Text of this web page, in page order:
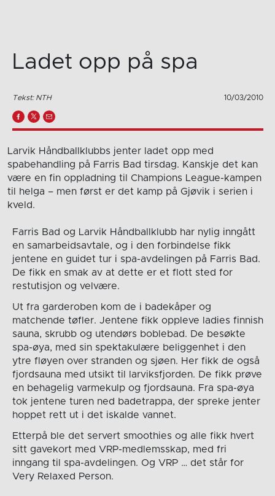
Ladet opp på spa
Tekst: NTH 10/03/2010
Larvik Håndballklubbs jenter ladet opp med
spabehandling på Farris Bad tirsdag. Kanskje det kan
være en fin oppladning til Champions League-kampen
til helga – men først er det kamp på Gjøvik i serien i
kveld.
Farris Bad og Larvik Håndballklubb har nylig inngått
en samarbeidsavtale, og i den forbindelse fikk
jentene en guidet tur i spa-avdelingen på Farris Bad.
De fikk en smak av at dette er et flott sted for
restutisjon og velvære.
Ut fra garderoben kom de i badekåper og
matchende tøfler. Jentene fikk oppleve ladies finnish
sauna, skrubb og utendørs boblebad. De besøkte
spa-øya, med sin spektakulære beliggenhet i den
ytre fløyen over stranden og sjøen. Her fikk de også
fjordsauna med utsikt til larviksfjorden. De fikk prøve
en behagelig varmekulp og fjordsauna. Fra spa-øya
tok jentene turen ned badetrappa, der spreke jenter
hoppet rett ut i det iskalde vannet.
Etterpå ble det servert smoothies og alle fikk hvert
sitt gavekort med VRP-medlemsskap, med fri
inngang til spa-avdelingen. Og VRP … det står for
Very Relaxed Person.